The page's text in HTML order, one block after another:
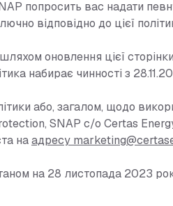
попросить вас надати
відповідно до цієї
оновлення цієї
набирає чинності з
або, загалом, щодо
SNAP c/o Certas
наадресу
на 28 листопада 2023